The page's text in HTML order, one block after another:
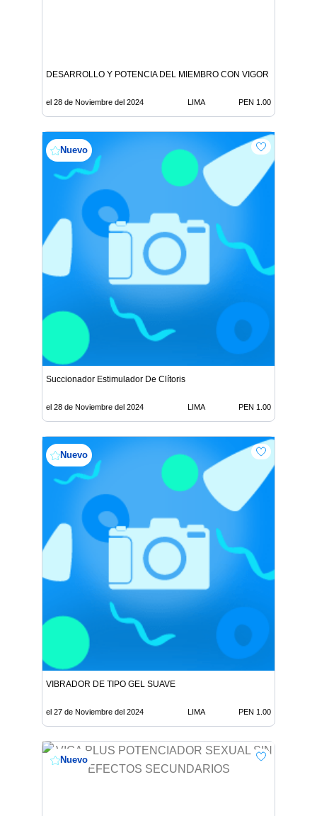
DESARROLLO Y POTENCIA DEL MIEMBRO CON VIGOR 360
el 28 de Noviembre del 2024 LIMA PEN 1.00
Nuevo
Succionador Estimulador De Clítoris
el 28 de Noviembre del 2024 LIMA PEN 1.00
Nuevo
VIBRADOR DE TIPO GEL SUAVE
el 27 de Noviembre del 2024 LIMA PEN 1.00
Nuevo